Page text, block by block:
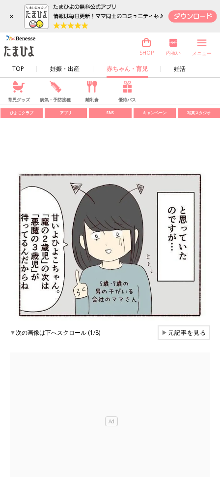
×
TOP 妊娠・出産 赤ちゃん・育児 妊活
SHOP 内祝い メニュー
育児グッズ 病気・予防接種 離乳食 優待パス
ひよこクラブ アプリ SNS キャンペーン 写真スタジオ
▼次の画像は下へスクロール (1/8) ▶元記事を見る